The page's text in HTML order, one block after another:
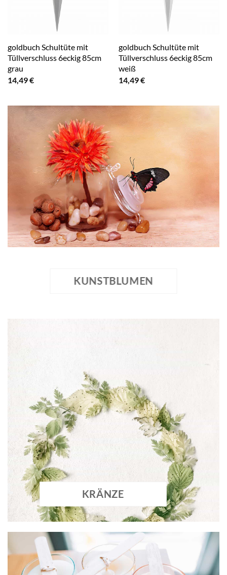
goldbuch Schultüte mit
Tüllverschluss 6eckig 85cm
grau
14,49€
goldbuch Schultüte mit
Tüllverschluss 6eckig 85cm
weiß
14,49€
KUNSTBLUMEN
KRÄNZE